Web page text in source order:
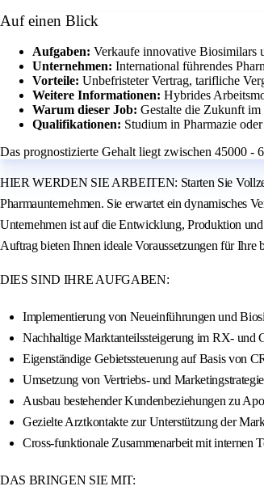
Auf einen Blick
Aufgaben: Verkaufe innovative Biosimilars
Unternehmen: International führendes
Vorteile: Unbefristeter Vertrag, tarifliche
Weitere Informationen: Hybrides
Warum dieser Job: Gestalte die Zukunft im
Qualifikationen: Studium in Pharmazie
Das prognostizierte Gehalt liegt zwischen 45000 -
HIER WERDEN SIE ARBEITEN: Starten Sie
Pharmaunternehmen. Sie erwartet ein dynamisches
Unternehmen ist auf die Entwicklung, Produktion
Auftrag bieten Ihnen ideale Voraussetzungen für
DIES SIND IHRE AUFGABEN:
Implementierung von Neueinführungen und
Nachhaltige Marktanteilssteigerung im RX- und
Eigenständige Gebietssteuerung auf Basis von
Umsetzung von Vertriebs- und
Ausbau bestehender Kundenbeziehungen zu
Gezielte Arztkontakte zur Unterstützung der
Cross-funktionale Zusammenarbeit mit internen
DAS BRINGEN SIE MIT: